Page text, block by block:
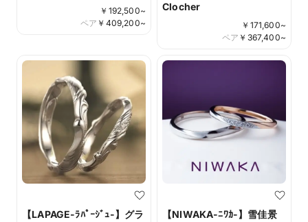
￥ 192,500~
￥ 409,200~
ペア
Clocher
￥ 171,600~
￥ 367,400~
ペア
【LAPAGE-ﾗﾊﾟｰｼﾞｭ-】グラ
【NIWAKA-ﾆﾜｶ-】雪佳景